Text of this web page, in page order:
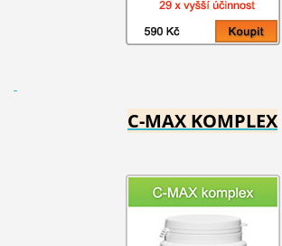
C-MAX KOMPLEX